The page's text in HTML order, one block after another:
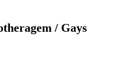
/ Gays